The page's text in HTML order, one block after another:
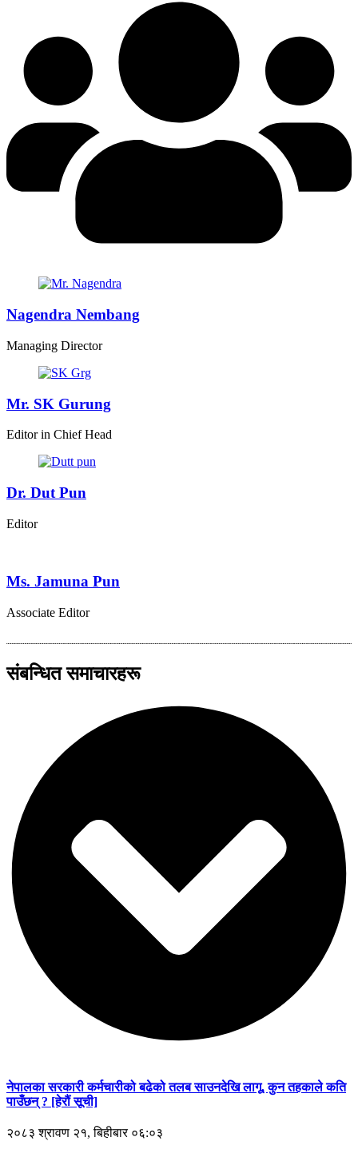
Nagendra Nembang
Managing Director
Mr. SK Gurung
Editor in Chief Head
Dr. Dut Pun
Editor
Ms. Jamuna Pun
Associate Editor
संबन्धित समाचारहरू
नेपालका सरकारी कर्मचारीको बढेको तलब साउनदेखि लागू, कुन तहकाले कति
पाउँछन् ? [हेरौं सूची]
२०८३ श्रावण २१, बिहीबार ०६:०३